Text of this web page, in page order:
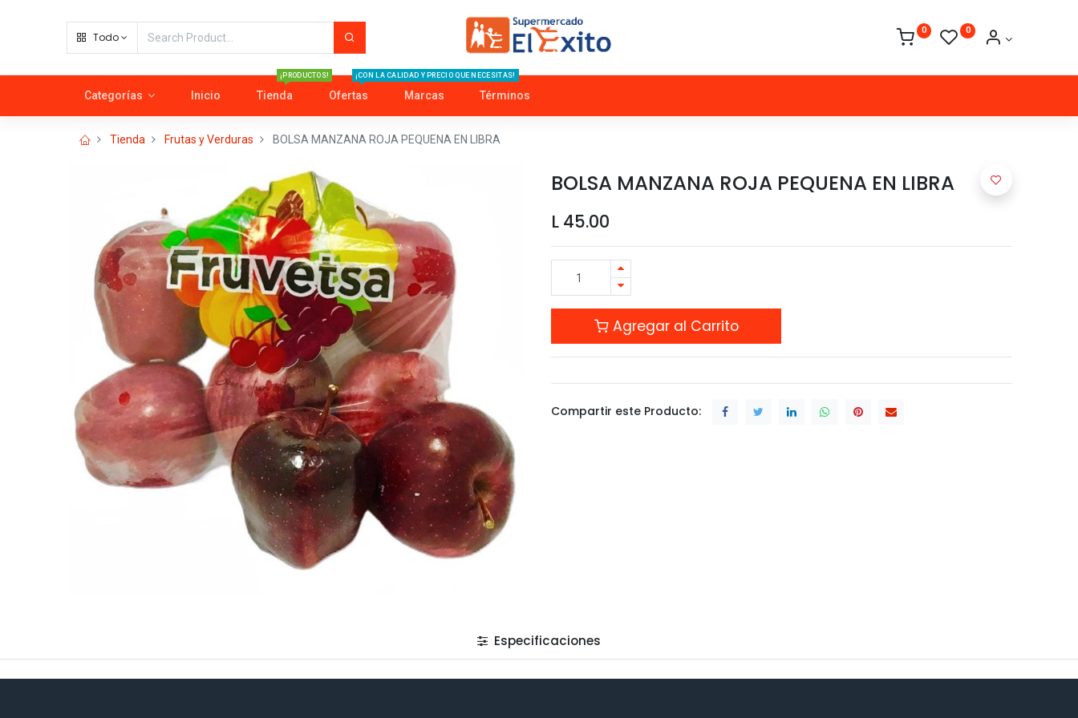
Todo 0 0
Categorías Inicio Tienda
¡PRODUCTOS!
Ofertas
¡CON LA CALIDAD Y PRECIO QUE NECESITAS!
Marcas Términos
Tienda Frutas y Verduras BOLSA MANZANA ROJA PEQUENA EN LIBRA
BOLSA MANZANA ROJA PEQUENA EN LIBRA
L 45.00
Agregar al Carrito
Compartir este Producto:
Especificaciones